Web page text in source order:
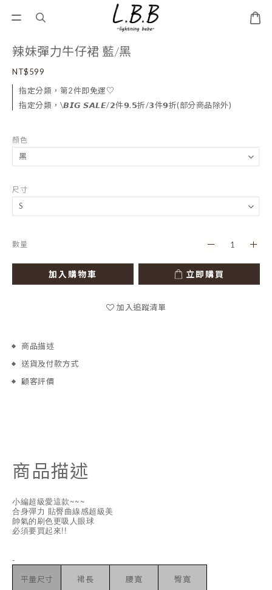
辣妹彈力牛仔裙 藍/黑
NT$599
指定分類，第2件即免運♡
指定分類，\𝘽𝙄𝙂 𝙎𝘼𝙇𝙀/𝟮件𝟵.𝟱折/𝟯件𝟵折(部分商品除外)
顏色
尺寸
數量
加入購物車 立即購買
加入追蹤清單
商品描述
送貨及付款方式
顧客評價
商品描述
小編超級愛這款~~~
合身彈力 貼臀曲線感超級美
帥氣的刷色更吸人眼球
必須要買起來!!
-
平量尺寸
裙長 腰寬
臀寬